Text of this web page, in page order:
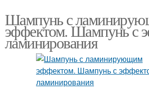
Шампунь с
эффектом. Шампунь с
ламинирования